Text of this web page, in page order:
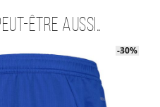
être aussi…
-40%
-30%